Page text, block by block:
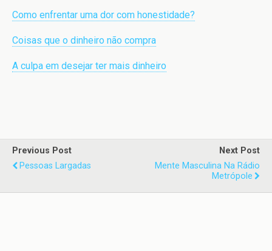
Como enfrentar uma dor com honestidade?
Coisas que o dinheiro não compra
A culpa em desejar ter mais dinheiro
Previous Post
Pessoas Largadas
Next Post
Mente Masculina Na Rádio
Metrópole